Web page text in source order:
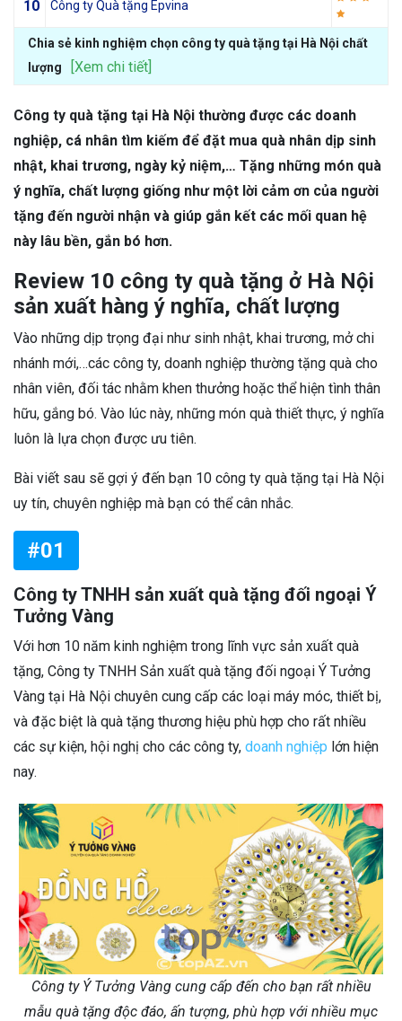
10 Công ty Quà tặng Epvina
Chia sẻ kinh nghiệm chọn công ty quà tặng tại Hà Nội chất
lượng
[Xem chi tiết]
Công ty quà tặng tại Hà Nội thường được các doanh
nghiệp, cá nhân tìm kiếm để đặt mua quà nhân dịp sinh
nhật, khai trương, ngày kỷ niệm,… Tặng những món quà
ý nghĩa, chất lượng giống như một lời cảm ơn của người
tặng đến người nhận và giúp gắn kết các mối quan hệ
này lâu bền, gắn bó hơn.
Review 10 công ty quà tặng ở Hà Nội
sản xuất hàng ý nghĩa, chất lượng
Vào những dịp trọng đại như sinh nhật, khai trương, mở chi
nhánh mới,…các công ty, doanh nghiệp thường tặng quà cho
nhân viên, đối tác nhằm khen thưởng hoặc thể hiện tình thân
hữu, gắng bó. Vào lúc này, những món quà thiết thực, ý nghĩa
luôn là lựa chọn được ưu tiên.
Bài viết sau sẽ gợi ý đến bạn 10 công ty quà tặng tại Hà Nội
uy tín, chuyên nghiệp mà bạn có thể cân nhắc.
#01
Công ty TNHH sản xuất quà tặng đối ngoại Ý
Tưởng Vàng
Với hơn 10 năm kinh nghiệm trong lĩnh vực sản xuất quà
tặng, Công ty TNHH Sản xuất quà tặng đối ngoại Ý Tưởng
Vàng tại Hà Nội chuyên cung cấp các loại máy móc, thiết bị,
và đặc biệt là quà tặng thương hiệu phù hợp cho rất nhiều
các sự kiện, hội nghị cho các công ty, doanh nghiệp lớn hiện
nay.
Công ty Ý Tưởng Vàng cung cấp đến cho bạn rất nhiều
mẫu quà tặng độc đáo, ấn tượng, phù hợp với nhiều mục